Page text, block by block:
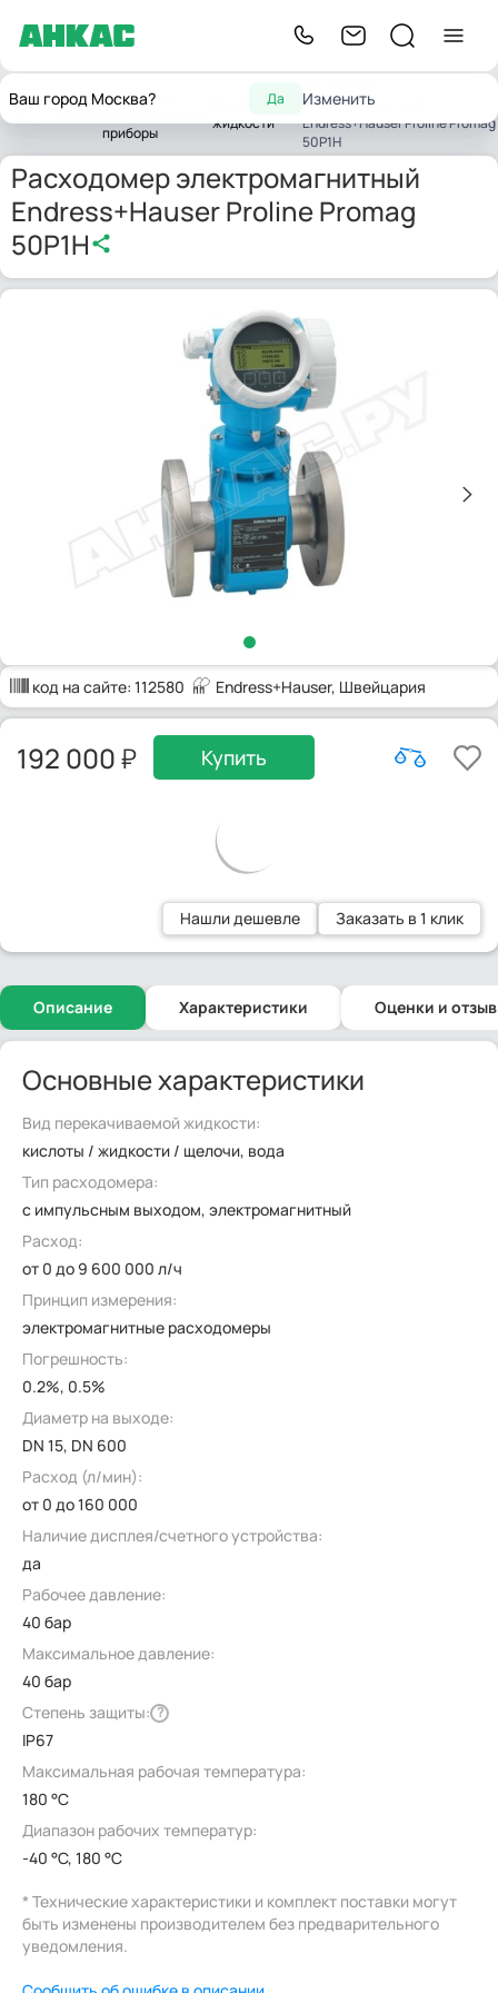
Ваш город Москва? Да Изменить
Главная
Контрольно-
приборы
Расходомеры
жидкости
электромагнитный
Endress+Hauser Proline Promag
50P1H
Расходомер электромагнитный
Endress+Hauser Proline Promag
50P1H
код на сайте: 112580 Endress+Hauser, Швейцария
192 000 Купить
Нашли дешевле Заказать в 1 клик
Описание Характеристики Оценки и
Основные характеристики
Вид перекачиваемой жидкости:
кислоты / жидкости / щелочи, вода
Тип расходомера:
с импульсным выходом, электромагнитный
Расход:
от 0 до 9 600 000 л/ч
Принцип измерения:
электромагнитные расходомеры
Погрешность:
0.2%, 0.5%
Диаметр на выходе:
DN 15, DN 600
Расход (л/мин):
от 0 до 160 000
Наличие дисплея/счетного устройства:
да
Рабочее давление:
40 бар
Максимальное давление:
40 бар
Степень защиты: ?
IP67
Максимальная рабочая температура:
180 °C
Диапазон рабочих температур:
-40 °C, 180 °C
* Технические характеристики и комплект поставки могут
быть изменены производителем без предварительного
уведомления.